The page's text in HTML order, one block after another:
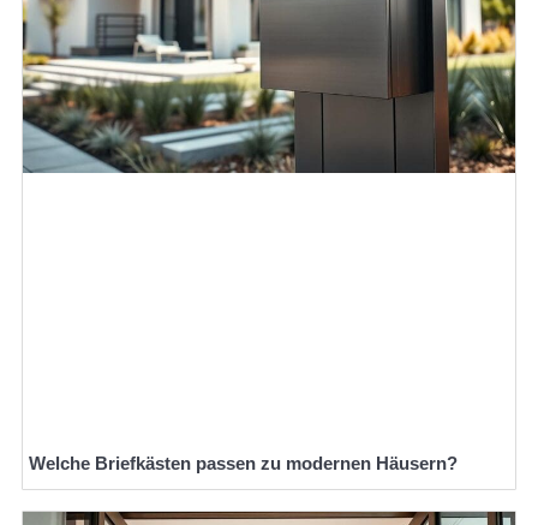
Welche Briefkästen passen zu modernen Häusern?